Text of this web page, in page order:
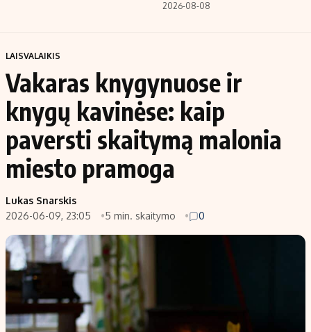
2026-08-08
LAISVALAIKIS
Vakaras knygynuose ir
knygų kavinėse: kaip
paversti skaitymą malonia
miesto pramoga
Lukas Snarskis
2026-06-09, 23:05
5 min. skaitymo 0